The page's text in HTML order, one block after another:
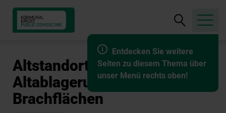
Entdecken Sie weitere
Seiten zu diesem Thema über
unser Menü rechts oben!
Suche
öffnen
Altstandorte und
Altablagerungen -
Brachflächen